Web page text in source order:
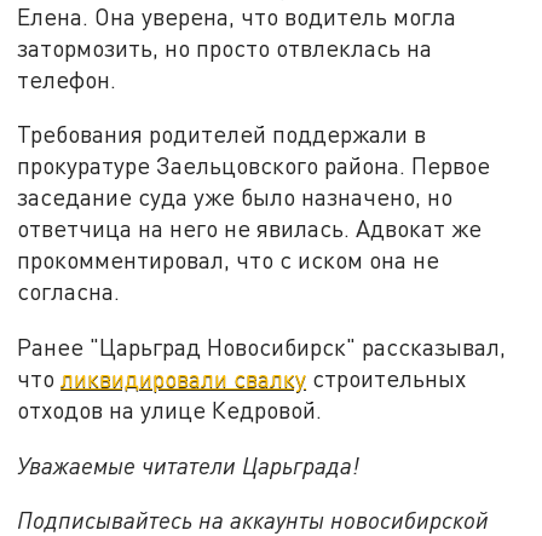
Елена. Она уверена, что водитель могла
затормозить, но просто отвлеклась на
телефон.
Требования родителей поддержали в
прокуратуре Заельцовского района. Первое
заседание суда уже было назначено, но
ответчица на него не явилась. Адвокат же
прокомментировал, что с иском она не
согласна.
Ранее "Царьград Новосибирск" рассказывал,
чтоликвидировали свалку строительных
отходов на улице Кедровой.
Уважаемые читатели Царьграда!
Подписывайтесь на аккаунты новосибирской